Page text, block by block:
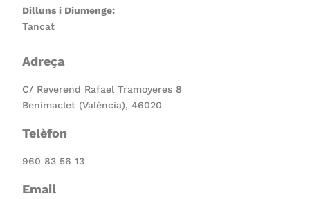
Dilluns i Diumenge:
Tancat
Adreça
C/ Reverend Rafael Tramoyeres 8
Benimaclet (València), 46020
Telèfon
960 83 56 13
Email